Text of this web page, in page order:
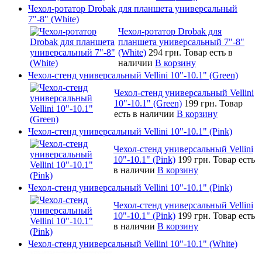
Чехол-ротатор Drobak для планшета универсальный
7"-8" (White)
Чехол-ротатор Drobak для
планшета универсальный 7"-8"
(White) 294 грн. Товар есть в
наличии В корзину
Чехол-стенд универсальный Vellini 10"-10.1" (Green)
Чехол-стенд универсальный Vellini
10"-10.1" (Green) 199 грн. Товар
есть в наличии В корзину
Чехол-стенд универсальный Vellini 10"-10.1" (Pink)
Чехол-стенд универсальный Vellini
10"-10.1" (Pink) 199 грн. Товар есть
в наличии В корзину
Чехол-стенд универсальный Vellini 10"-10.1" (Pink)
Чехол-стенд универсальный Vellini
10"-10.1" (Pink) 199 грн. Товар есть
в наличии В корзину
Чехол-стенд универсальный Vellini 10"-10.1" (White)